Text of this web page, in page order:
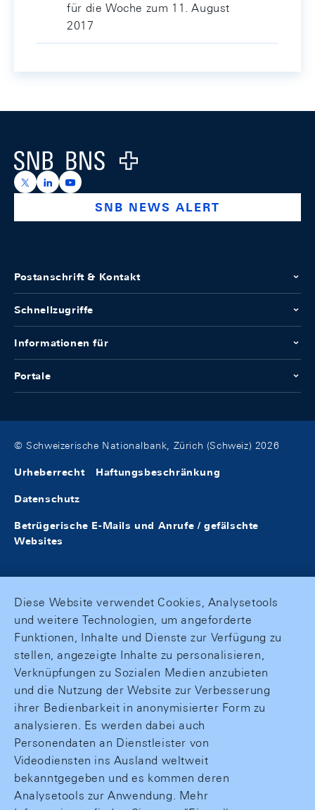
für die Woche zum 11. August
2017
Logo
https://x.com/snb_bns
https://ch.linkedin.com/company/swiss-national-
https://www.youtube.com/@swissnationalbank
SNB NEWS ALERT
Postanschrift & Kontakt
Schnellzugriffe
Informationen für
Portale
© Schweizerische Nationalbank, Zürich (Schweiz) 2026
Urheberrecht Haftungsbeschränkung
Datenschutz
Betrügerische E-Mails und Anrufe / gefälschte
Websites
Diese Website verwendet Cookies, Analysetools
und weitere Technologien, um angeforderte
Funktionen, Inhalte und Dienste zur Verfügung zu
stellen, angezeigte Inhalte zu personalisieren,
Verknüpfungen zu Sozialen Medien anzubieten
und die Nutzung der Website zur Verbesserung
ihrer Bedienbarkeit in anonymisierter Form zu
analysieren. Es werden dabei auch
Personendaten an Dienstleister von
Videodiensten ins Ausland weltweit
bekanntgegeben und es kommen deren
Analysetools zur Anwendung. Mehr